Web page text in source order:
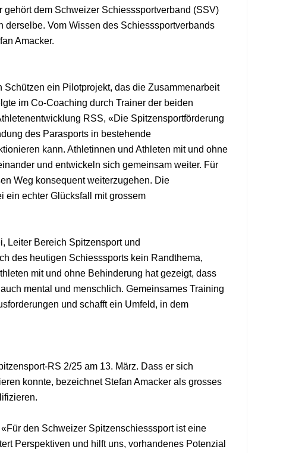
dem Schweizer Schiesssportverband (SSV)
Vom Wissen des Schiesssportverbands
Amacker.
ein Pilotprojekt, das die Zusammenarbeit
im Co-Coaching durch Trainer der beiden
RSS, «Die Spitzensportförderung
des Parasports in bestehende
kann. Athletinnen und Athleten mit und ohne
und entwickeln sich gemeinsam weiter. Für
Weg konsequent weiterzugehen. Die
ein echter Glücksfall mit grossem
Leiter Bereich Spitzensport und
des heutigen Schiesssports kein Randthema,
mit und ohne Behinderung hat gezeigt, dass
mental und menschlich. Gemeinsames Training
und schafft ein Umfeld, in dem
RS 2/25 am 13. März. Dass er sich
konnte, bezeichnet Stefan Amacker als grosses
den Schweizer Spitzenschiesssport ist eine
Perspektiven und hilft uns, vorhandenes Potenzial